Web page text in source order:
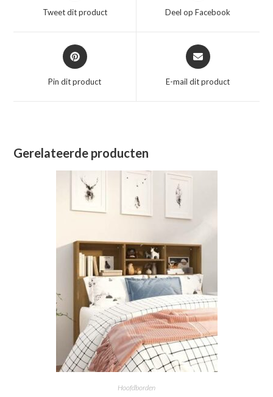
nieuw
Tweet dit product
nieuw
Deel op Facebook
Opent
in
nieuw
Pin dit product
Opent
in
nieuw
E-mail dit product
Gerelateerde producten
Hoofdborden